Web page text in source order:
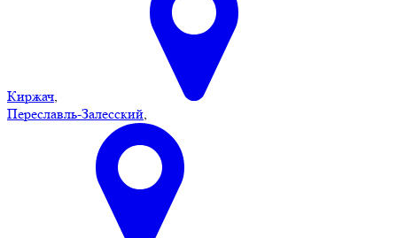
Киржач,
Переславль-Залесский,